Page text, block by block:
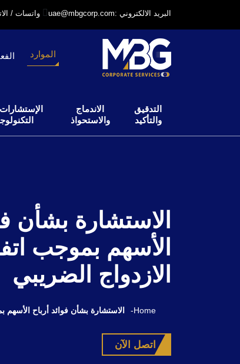
+971 52 6406240: uae@mbgcorp.com: البريد الالكتروني
الموارد
التدقيق
والتأكيد
الاندماج
والاستحواذ
الاستشارة بشأن
الأسهم بموجب
الازدواج الضريبي
Home
- الاستشارة بشأن فوائد أرباح
اتصل الآن